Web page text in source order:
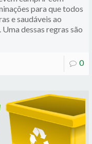
para que todos
e saudáveis ao
dessas regras são
0